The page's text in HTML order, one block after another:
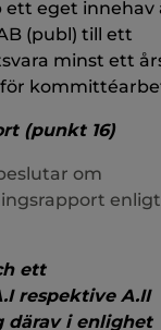
eget innehav
(publ) till ett
minst ett
för
(punkt 16)
om
enligt
ett
respektive A.II
därav i enlighet